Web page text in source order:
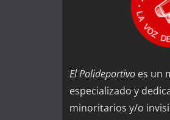
El Polideportivo es un
especializado y
minoritarios y/o